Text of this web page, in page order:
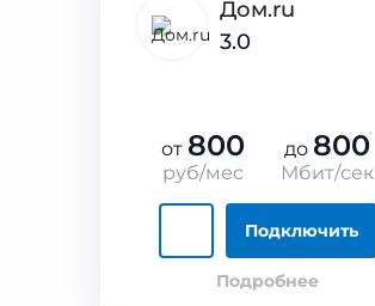
Дом.ru
3.0
от 800
руб/мес
до 800
Мбит/сек
Подключить
Подробнее